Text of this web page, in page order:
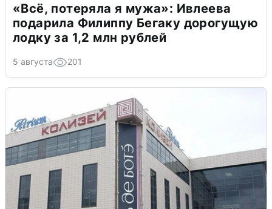
«Всё, потеряла я мужа»: Ивлеева
подарила Филиппу Бегаку дорогущую
лодку за 1,2 млн рублей
5 августа 201